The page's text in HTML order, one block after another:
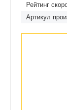
Рейтинг
Артикул